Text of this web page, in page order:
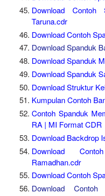
Download
Taruna.cdr
Download Contoh
Download Spanduk
Download Spanduk
Download Spanduk
Download Struktur
Kumpulan Contoh
Contoh Spanduk
RA | MI Format CDR
Download Backdrop
Download
Ramadhan.cdr
Download Contoh
Download